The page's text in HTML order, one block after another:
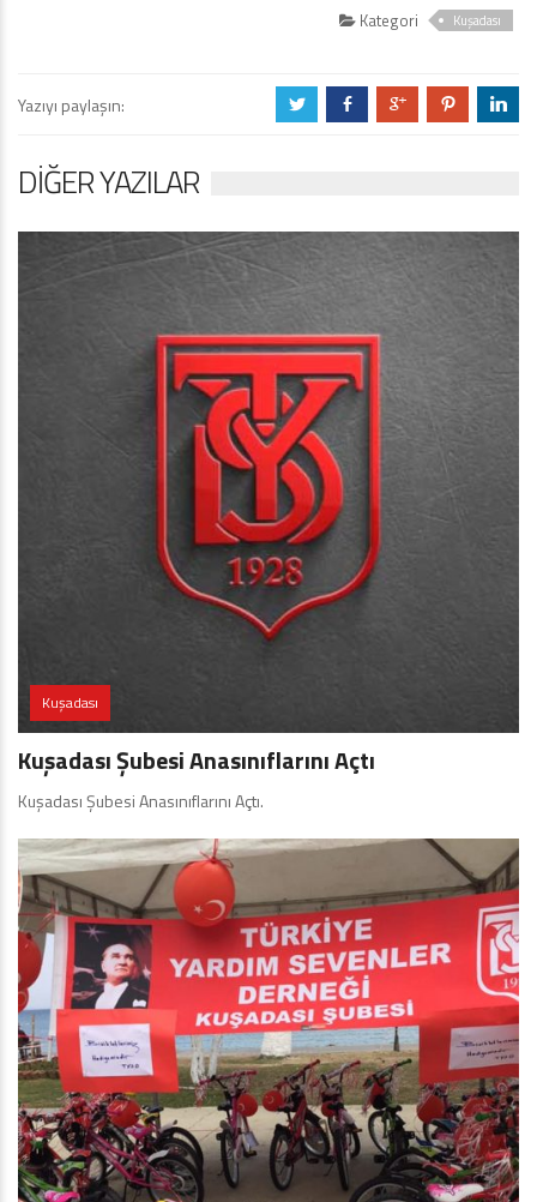
Kategori Kuşadası
Yazıyı paylaşın: a b c d j
DIĞER YAZILAR
Kuşadası
Kuşadası Şubesi Anasınıflarını Açtı
Kuşadası Şubesi Anasınıflarını Açtı.